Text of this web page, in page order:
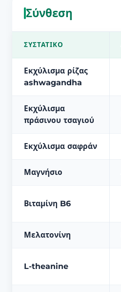
Σύνθεση
ΣΥΣΤΑΤΙΚΌ
Εκχύλισμα ρίζας
ashwagandha
Εκχύλισμα
πράσινου τσαγιού
Εκχύλισμα σαφράν
Μαγνήσιο
Βιταμίνη B6
Μελατονίνη
L-theanine